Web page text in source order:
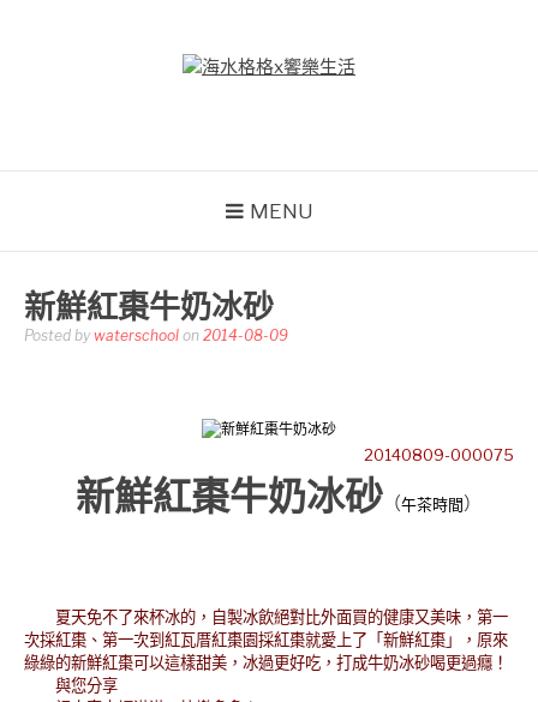
MENU
新鮮紅棗牛奶冰砂
Posted by waterschool on 2014-08-09
20140809-000075
新鮮紅棗牛奶冰砂 （午茶時間）
夏天免不了來杯冰的，自製冰飲絕對比外面買的健康又美味，第一
次採紅棗 、第一次到紅瓦厝紅棗園採紅棗就愛上了「新鮮紅棗」，原來
綠綠的新鮮紅棗可以這樣甜美，冰過更好吃，打成牛奶冰砂喝更過癮！
與您分享